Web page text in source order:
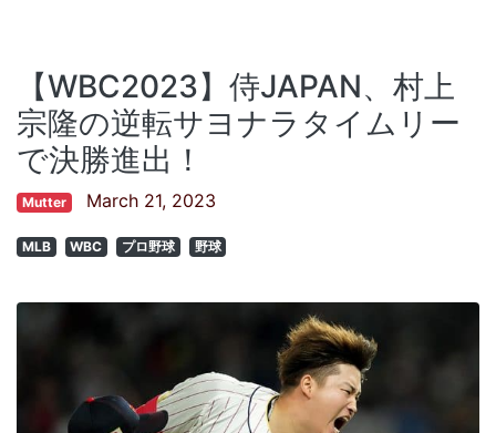
【WBC2023】侍JAPAN、村上
宗隆の逆転サヨナラタイムリー
で決勝進出！
Mutter March 21, 2023
MLB WBC プロ野球 野球